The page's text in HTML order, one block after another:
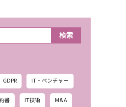
等SNSのM&A
検索
GDPR IT・ベンチャー
書 IT技術 M&A